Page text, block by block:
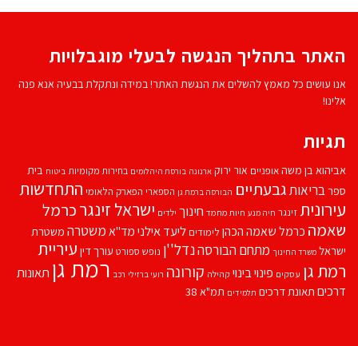
האתר בתהליך הנגשה לבעלי מוגבלויות
אנו עושים כל מאמץ להשלים את הנגשת האתר! במידה ונתקלת בבעיה אנא פנה
אלינו!
תגיות
אביהוא בן משהאופניים אור ירוק ארנונה בורסת היהלומים בחירות מקומיות ביטוח בית
ספרבריאותגבעתיים הבורסה ברמת גן הספארי הפארק הלאומי התחדשות
עירוניתזינגר חיה מנע חיות מחמד חינוך ילדים ישראל זינגרכרמל
שאמה כרמל שאמה הכהן לימודים ליעד אילנימד''אמשטרה משטרת
ישראל משרד החינוך מתחם הבורסהנדל''ן נופש ספורט עורך דין עיריית
רמת גן עסקים פינוי בינוי קהילה קורונה רועי ברזילי רכב רמת גן תאונות
דרכים תאונת דרכים תלמידים תמ"א 38